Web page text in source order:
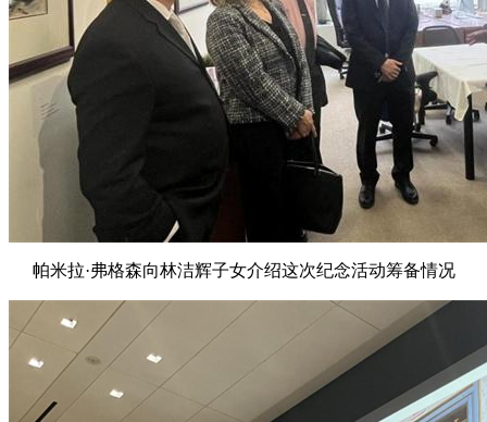
帕米拉·弗格森向林洁辉子女介绍这次纪念活动筹备情况